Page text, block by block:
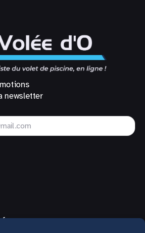
newsletter